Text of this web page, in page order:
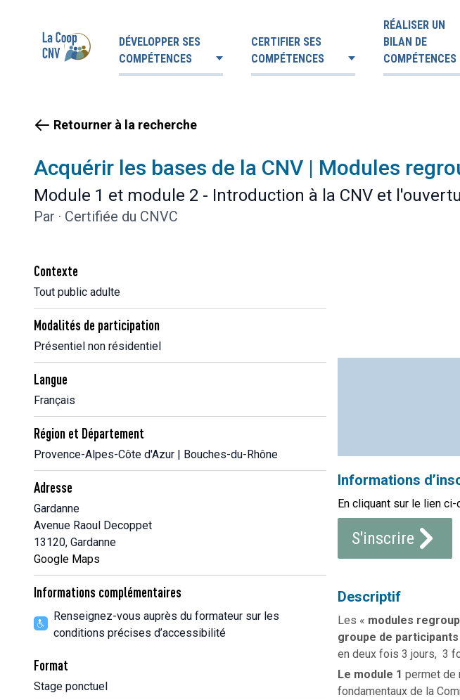
DÉVELOPPER SES
COMPÉTENCES
CERTIFIER SES
COMPÉTENCES
RÉALISER UN
BILAN DE
COMPÉTENCES
Retourner à la recherche
Acquérir les bases de la CNV | Modules
Module 1 et module 2 - Introduction à la CNV et
Par · Certifiée du CNVC
Contexte
Tout public adulte
Modalités de participation
Présentiel non résidentiel
Langue
Français
Région et Département
Provence-Alpes-Côte d'Azur | Bouches-du-Rhône
Adresse
Gardanne
Avenue Raoul Decoppet
13120, Gardanne
Google Maps
Informations complémentaires
Renseignez-vous auprès du formateur sur les
conditions précises d’accessibilité
Format
Stage ponctuel
Informations
En cliquant sur le lien
S'inscrire
Descriptif
Les « modules
groupe de
en deux fois 3 jours, 3
Le module 1 permet de
fondamentaux de la